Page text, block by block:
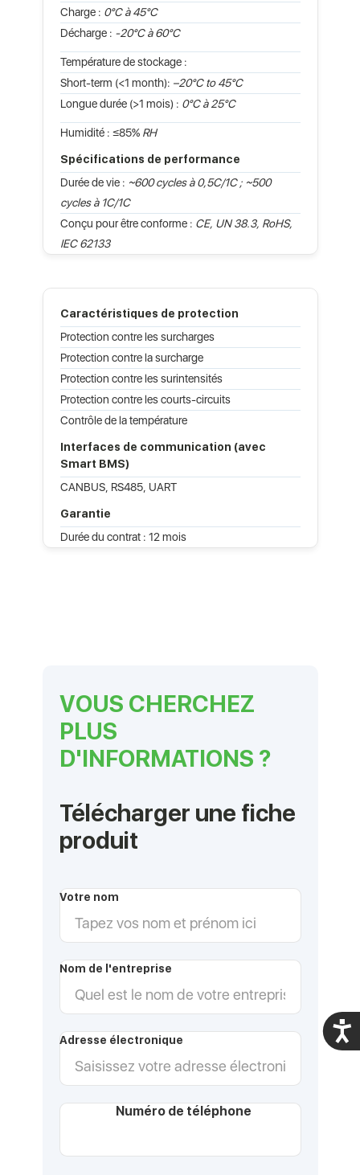
Charge : 0°C à 45°C
Décharge : -20°C à 60°C
Température de stockage :
Short-term (<1 month): –20°C to 45°C
Longue durée (>1 mois) : 0°C à 25°C
Humidité : ≤85% RH
Spécifications de performance
Durée de vie : ~600 cycles à 0,5C/1C ; ~500
cycles à 1C/1C
Conçu pour être conforme : CE, UN 38.3, RoHS,
IEC 62133
Caractéristiques de protection
Protection contre les surcharges
Protection contre la surcharge
Protection contre les surintensités
Protection contre les courts-circuits
Contrôle de la température
Interfaces de communication (avec
Smart BMS)
CANBUS, RS485, UART
Garantie
Durée du contrat : 12 mois
VOUS CHERCHEZ
PLUS
D'INFORMATIONS ?
Télécharger une fiche
produit
Votre nom
Nom de l'entreprise
Adresse électronique
Numéro de téléphone